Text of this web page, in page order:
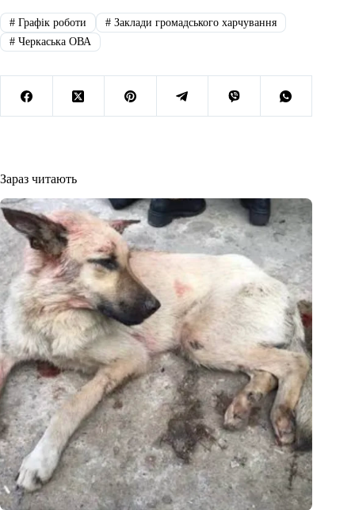
#Графік роботи #Заклади громадського харчування
#Черкаська ОВА
Зараз читають